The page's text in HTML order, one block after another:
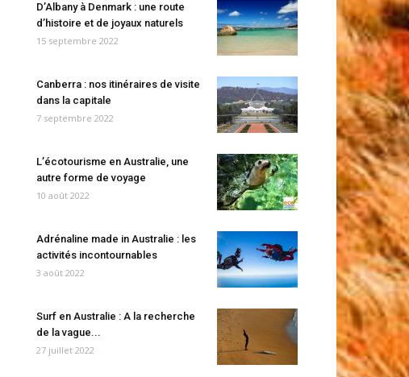
D’Albany à Denmark : une route
d’histoire et de joyaux naturels
15 septembre 2022
Canberra : nos itinéraires de visite
dans la capitale
7 septembre 2022
L’écotourisme en Australie, une
autre forme de voyage
10 août 2022
Adrénaline made in Australie : les
activités incontournables
3 août 2022
Surf en Australie : A la recherche
de la vague...
27 juillet 2022